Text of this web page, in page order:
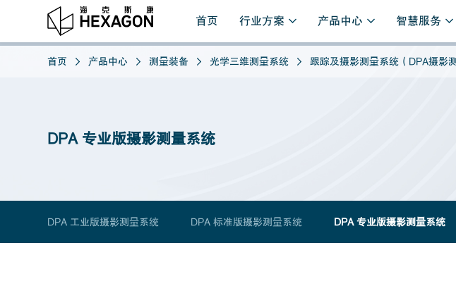
首页 行业方案 产品中心 智慧服务
首页 产品中心 测量装备 光学三维测量系统 跟踪及摄影测量系统（DPA摄影
DPA 专业版摄影测量系统
DPA 工业版摄影测量系统 DPA 标准版摄影测量系统 DPA 专业版摄影测量系统